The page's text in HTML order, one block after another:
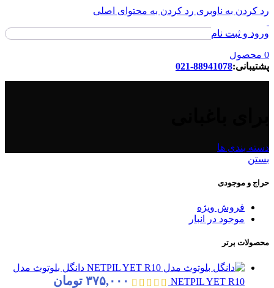
رد کردن به ناوبری رد کردن به محتوای اصلی
ورود و ثبت نام
ورود / ثبت نام
0 محصول
پشتیبانی:88941078-021
دسته بندی ها
بستن
حراج و موجودی
فروش ویژه
موجود در انبار
محصولات برتر
دانگل بلوتوث مدل
NETPIL YET R10
۳۷۵,۰۰۰ تومان